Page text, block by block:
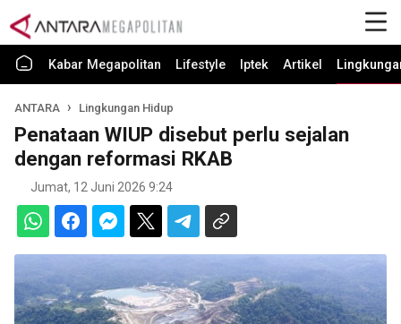
Kabar Megapolitan Lifestyle Iptek Artikel
ANTARA Lingkungan Hidup
Penataan WIUP disebut perlu sejalan
dengan reformasi RKAB
Jumat, 12 Juni 2026 9:24